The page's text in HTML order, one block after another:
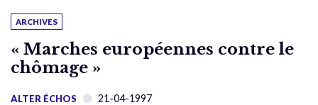
ARCHIVES
« Marches européennes contre le
chômage »
ALTER ÉCHOS 21-04-1997